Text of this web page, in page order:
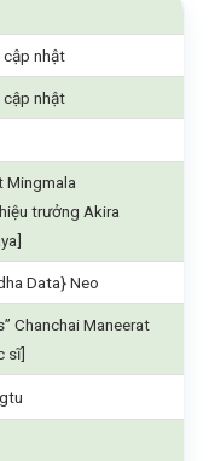
nhật
nhật
Mingmala
trưởng Akira
Data} Neo
Chanchai Maneerat
sĩ]